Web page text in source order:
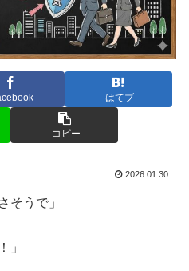
はてブ
コピー
2026.01.30
そうで」
」